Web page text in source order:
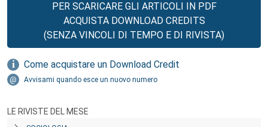
PER SCARICARE GLI ARTICOLI IN PDF
ACQUISTA DOWNLOAD CREDITS
(SENZA VINCOLI DI TEMPO E DI RIVISTA)
Come acquistare un Download Credit
Avvisami quando esce un nuovo numero
LE RIVISTE DEL MESE